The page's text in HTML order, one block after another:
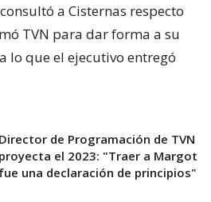
a Cisternas respecto
TVN para dar forma a su
lo que el ejecutivo entregó
Director de Programación de TVN
proyecta el 2023: "Traer a Margot
fue una declaración de principios"